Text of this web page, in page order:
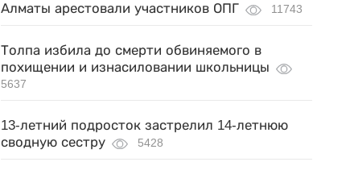
Алматы арестовали участников ОПГ
11743
Толпа избила до смерти обвиняемого в
похищении и изнасиловании школьницы
5637
13-летний подросток застрелил 14-летнюю
сводную сестру
5428